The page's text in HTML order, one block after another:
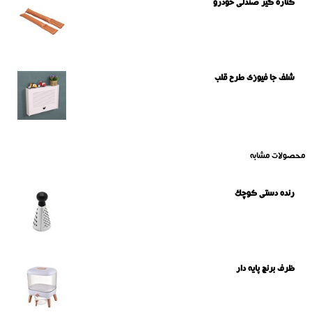
کناره گیر صندلی خودرو
شلف جا فیوزی طرح قلب
محصولات مشابه
رنده دستی کوچک
ظرف برنج پایه دار